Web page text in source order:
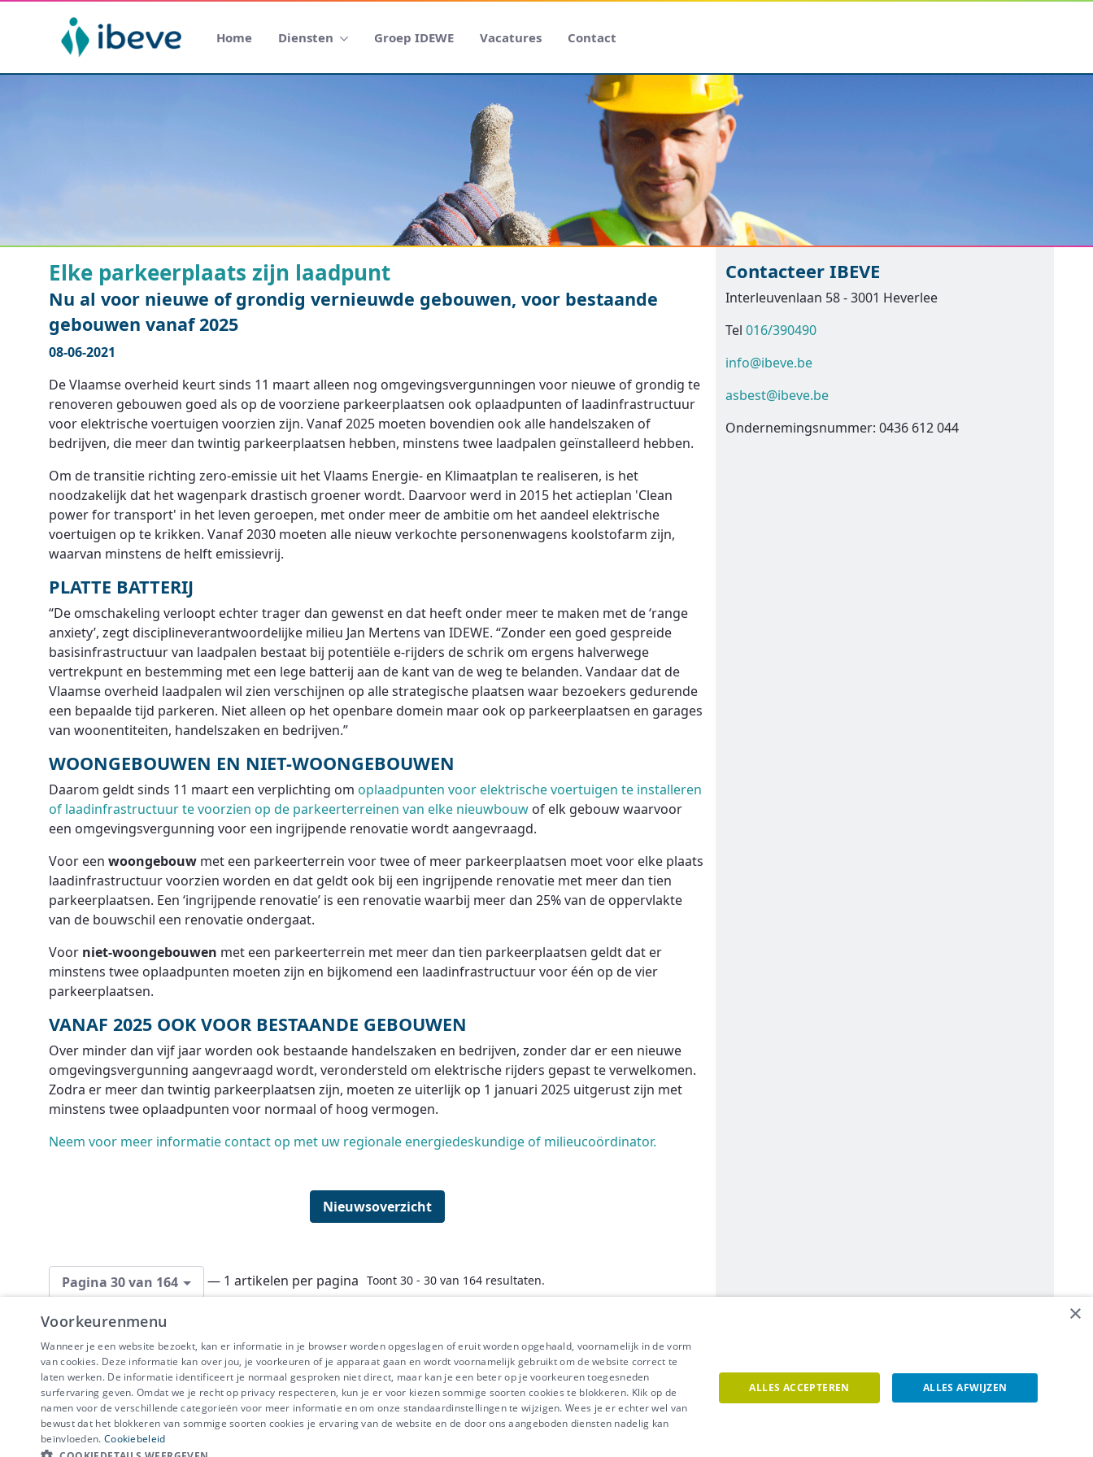
Home Diensten Groep IDEWE Vacatures Contact
Elke parkeerplaats zijn laadpunt
Nu al voor nieuwe of grondig vernieuwde gebouwen, voor bestaande
gebouwen vanaf 2025
08-06-2021
De Vlaamse overheid keurt sinds 11 maart alleen nog omgevingsvergunningen voor nieuwe of grondig te
renoveren gebouwen goed als op de voorziene parkeerplaatsen ook oplaadpunten of laadinfrastructuur
voor elektrische voertuigen voorzien zijn. Vanaf 2025 moeten bovendien ook alle handelszaken of
bedrijven, die meer dan twintig parkeerplaatsen hebben, minstens twee laadpalen geïnstalleerd hebben.
Om de transitie richting zero-emissie uit het Vlaams Energie- en Klimaatplan te realiseren, is het
noodzakelijk dat het wagenpark drastisch groener wordt. Daarvoor werd in 2015 het actieplan 'Clean
power for transport' in het leven geroepen, met onder meer de ambitie om het aandeel elektrische
voertuigen op te krikken. Vanaf 2030 moeten alle nieuw verkochte personenwagens koolstofarm zijn,
waarvan minstens de helft emissievrij.
PLATTE BATTERIJ
“De omschakeling verloopt echter trager dan gewenst en dat heeft onder meer te maken met de ‘range
anxiety’, zegt disciplineverantwoordelijke milieu Jan Mertens van IDEWE. “Zonder een goed gespreide
basisinfrastructuur van laadpalen bestaat bij potentiële e-rijders de schrik om ergens halverwege
vertrekpunt en bestemming met een lege batterij aan de kant van de weg te belanden. Vandaar dat de
Vlaamse overheid laadpalen wil zien verschijnen op alle strategische plaatsen waar bezoekers gedurende
een bepaalde tijd parkeren. Niet alleen op het openbare domein maar ook op parkeerplaatsen en garages
van woonentiteiten, handelszaken en bedrijven.”
WOONGEBOUWEN EN NIET-WOONGEBOUWEN
Daarom geldt sinds 11 maart een verplichting om oplaadpunten voor elektrische voertuigen te installeren
of laadinfrastructuur te voorzien op de parkeerterreinen van elke nieuwbouw of elk gebouw waarvoor
een omgevingsvergunning voor een ingrijpende renovatie wordt aangevraagd.
Voor een woongebouw met een parkeerterrein voor twee of meer parkeerplaatsen moet voor elke plaats
laadinfrastructuur voorzien worden en dat geldt ook bij een ingrijpende renovatie met meer dan tien
parkeerplaatsen. Een ‘ingrijpende renovatie’ is een renovatie waarbij meer dan 25% van de oppervlakte
van de bouwschil een renovatie ondergaat.
Voor niet-woongebouwen met een parkeerterrein met meer dan tien parkeerplaatsen geldt dat er
minstens twee oplaadpunten moeten zijn en bijkomend een laadinfrastructuur voor één op de vier
parkeerplaatsen.
VANAF 2025 OOK VOOR BESTAANDE GEBOUWEN
Over minder dan vijf jaar worden ook bestaande handelszaken en bedrijven, zonder dar er een nieuwe
omgevingsvergunning aangevraagd wordt, verondersteld om elektrische rijders gepast te verwelkomen.
Zodra er meer dan twintig parkeerplaatsen zijn, moeten ze uiterlijk op 1 januari 2025 uitgerust zijn met
minstens twee oplaadpunten voor normaal of hoog vermogen.
Neem voor meer informatie contact op met uw regionale energiedeskundige of milieucoördinator.
Nieuwsoverzicht
Pagina 30 van 164 — 1 artikelen per pagina Toont 30 - 30 van 164 resultaten.
Contacteer IBEVE
Interleuvenlaan 58 - 3001 Heverlee
Tel 016/390490
info@ibeve.be
asbest@ibeve.be
Ondernemingsnummer: 0436 612 044
IBEVE maakt deel uit van Groep IDEWE
Disclaimer-Privacy- Cookiebeleid
Meer vragen? Neem meteen contact op.
×
Voorkeurenmenu
Wanneer je een website bezoekt, kan er informatie in je browser worden opgeslagen of eruit worden opgehaald, voornamelijk in de vorm
van cookies. Deze informatie kan over jou, je voorkeuren of je apparaat gaan en wordt voornamelijk gebruikt om de website correct te
laten werken. De informatie identificeert je normaal gesproken niet direct, maar kan je een beter op je voorkeuren toegesneden
surfervaring geven. Omdat we je recht op privacy respecteren, kun je er voor kiezen sommige soorten cookies te blokkeren. Klik op de
namen voor de verschillende categorieën voor meer informatie en om onze standaardinstellingen te wijzigen. Wees je er echter wel van
bewust dat het blokkeren van sommige soorten cookies je ervaring van de website en de door ons aangeboden diensten nadelig kan
beïnvloeden. Cookiebeleid
ALLES ACCEPTEREN ALLES AFWIJZEN